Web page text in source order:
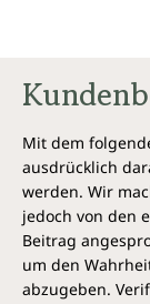
Mit dem
ausdrücklich
werden. Wir
jedoch von den
Beitrag
um den
abzugeben.